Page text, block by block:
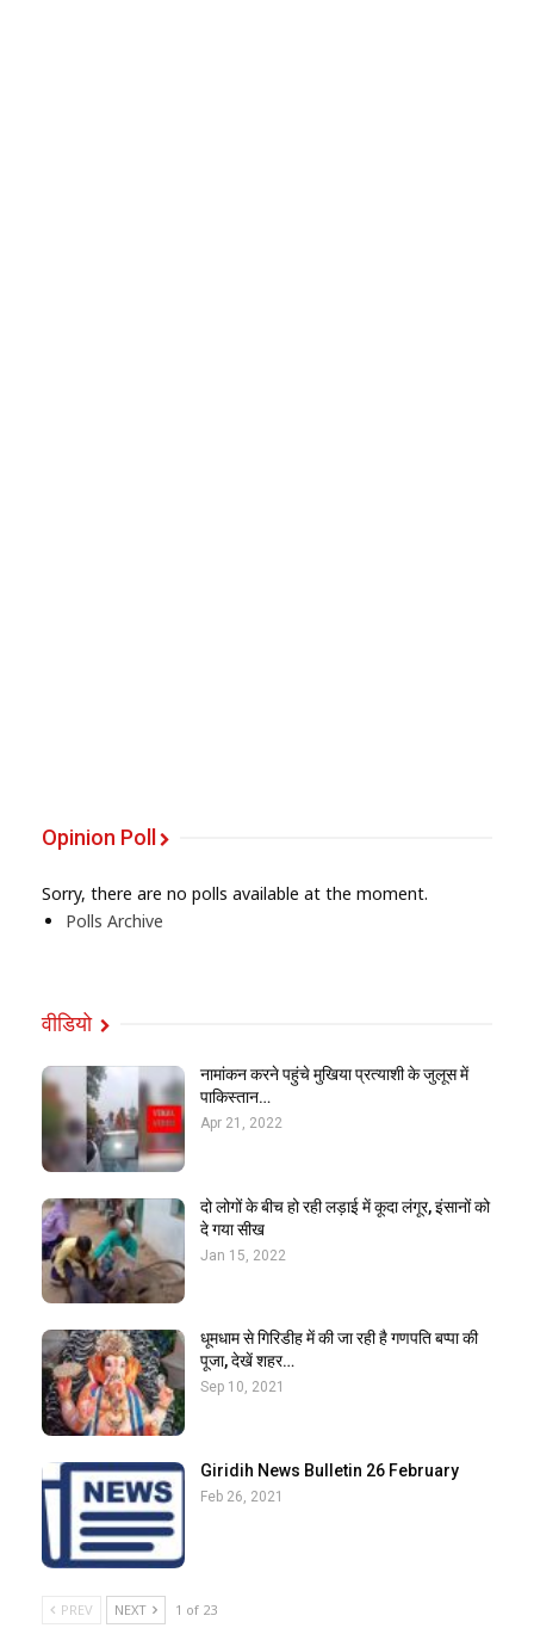
Opinion Poll
Sorry, there are no polls available at the moment.
Polls Archive
वीडियो
नामांकन करने पहुंचे मुखिया प्रत्याशी के जुलूस में
पाकिस्तान…
Apr 21, 2022
दो लोगों के बीच हो रही लड़ाई में कूदा लंगूर, इंसानों को
दे गया सीख
Jan 15, 2022
धूमधाम से गिरिडीह में की जा रही है गणपति बप्पा की
पूजा, देखें शहर…
Sep 10, 2021
Giridih News Bulletin 26 February
Feb 26, 2021
PREV NEXT 1 of 23